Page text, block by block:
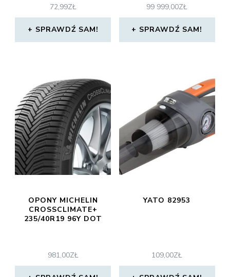
72,99ZŁ
SPRAWDŹ SAM!
99 999,00ZŁ
SPRAWDŹ SAM!
OPONY MICHELIN
CROSSCLIMATE+
235/40R19 96Y DOT
981,00ZŁ
YATO 82953
109,00ZŁ